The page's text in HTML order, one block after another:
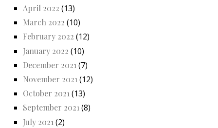
April 2022 (13)
March 2022 (10)
February 2022 (12)
January 2022 (10)
December 2021 (7)
November 2021 (12)
October 2021(13)
September 2021(8)
July 2021 (2)